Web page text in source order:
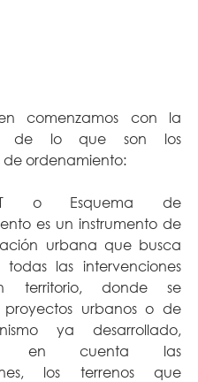
comenzamos con la
de lo que son los
de ordenamiento:
o Esquema de
es un instrumento de
urbana que busca
todas las intervenciones
territorio, donde se
proyectos urbanos o de
ya desarrollado,
en cuenta las
los terrenos que